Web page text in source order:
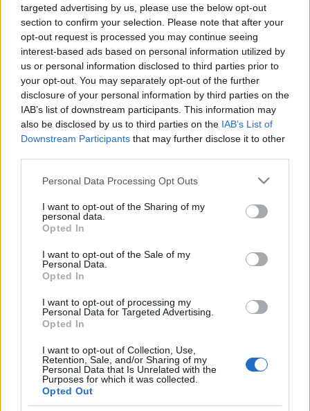
targeted advertising by us, please use the below opt-out
section to confirm your selection. Please note that after your
opt-out request is processed you may continue seeing
interest-based ads based on personal information utilized by
us or personal information disclosed to third parties prior to
your opt-out. You may separately opt-out of the further
disclosure of your personal information by third parties on the
IAB’s list of downstream participants. This information may
also be disclosed by us to third parties on the IAB’s List of
Downstream Participants that may further disclose it to other
Please note that this website/app uses one or more Google
not limited to your visit or usage behaviour. You may click to
grant or deny consent to Google and its third-party tags to
use your data for below specified purposes in below Google
consent section.
Personal Data Processing Opt Outs
I want to opt-out of the Sharing of my
personal data.
Opted In
I want to opt-out of the Sale of my
Personal Data.
Opted In
I want to opt-out of processing my
Personal Data for Targeted Advertising.
Opted In
I want to opt-out of Collection, Use,
Retention, Sale, and/or Sharing of my
Personal Data that Is Unrelated with the
Purposes for which it was collected.
Opted Out
A párbeszédben18 nemzetközi szereplő vesz részt, köztük
Dávida Eszter építész, a Kortárs Építészeti Központ
kuratóriumi tagja, valamint olyan jeles szakértők, mint Olafur
Eliasson művész, Bjarke Ingels építész, Hans-Joachim
Schellnhuber rendszerfizikus és klímakutató, Shigeru
Ban építész, a Keio Egyetem professzora és sokan mások.
A konferencián való részvétel ingyenes, de regisztrációhoz
kötött.
További információ és részletes program
Fotó forrása: New European Bauhaus
ÉPÍTÉSZET KONFERENCIA PROGRAM